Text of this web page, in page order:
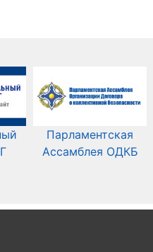
Парламентская
Ассамблея ОДКБ